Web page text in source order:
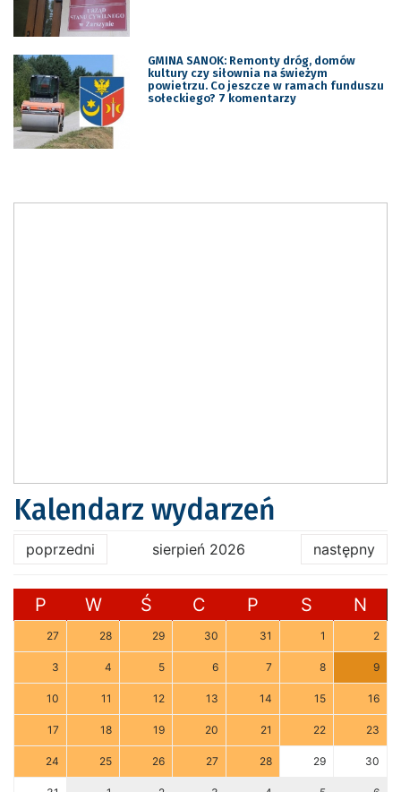
GMINA SANOK: Remonty dróg, domów
kultury czy siłownia na świeżym
powietrzu. Co jeszcze w ramach funduszu
sołeckiego? 7 komentarzy
Kalendarz wydarzeń
poprzedni sierpień 2026 następny
P W Ś C P S N
27 28 29 30 31 1 2
3 4 5 6 7 8 9
10 11 12 13 14 15 16
17 18 19 20 21 22 23
24 25 26 27 28 29 30